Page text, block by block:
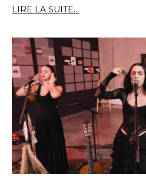
LIRE LA SUITE...